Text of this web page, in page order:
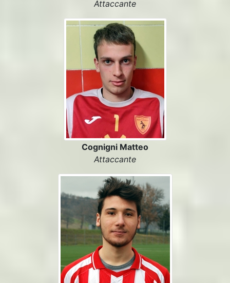
Attaccante
Cognigni Matteo
Attaccante